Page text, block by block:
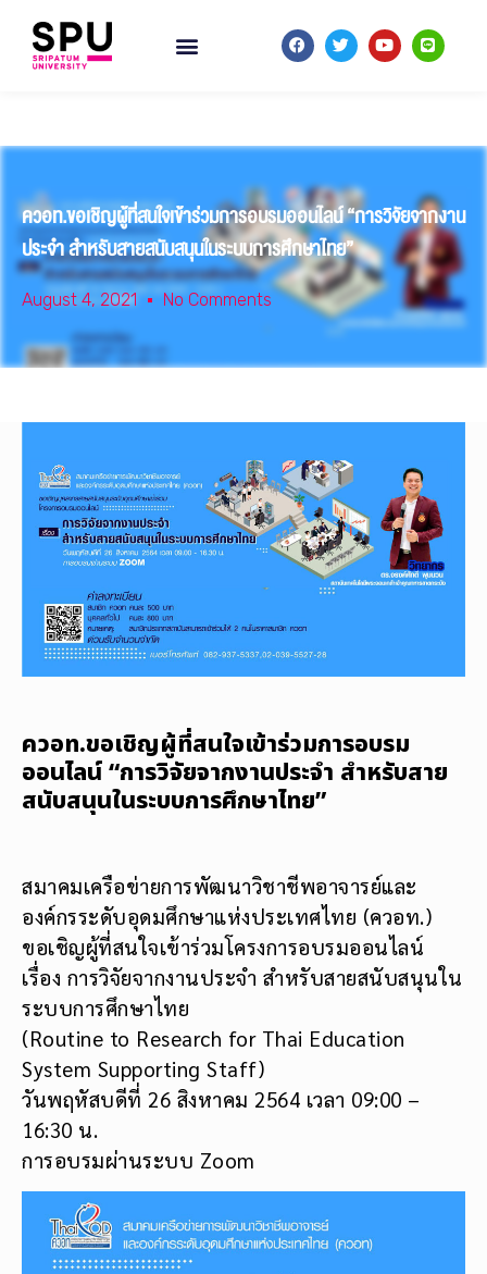
ควอท.ขอเชิญผู้ที่สนใจเข้าร่วมการอบรมออนไลน์ “การวิจัยจากงาน
ประจำ สำหรับสายสนับสนุนในระบบการศึกษาไทย”
August 4, 2021 No Comments
ควอท.ขอเชิญผู้ที่สนใจเข้าร่วมการอบรม
ออนไลน์ “การวิจัยจากงานประจำ สำหรับสาย
สนับสนุนในระบบการศึกษาไทย”
สมาคมเครือข่ายการพัฒนาวิชาชีพอาจารย์และ
องค์กรระดับอุดมศึกษาแห่งประเทศไทย (ควอท.)
ขอเชิญผู้ที่สนใจเข้าร่วมโครงการอบรมออนไลน์
เรื่อง การวิจัยจากงานประจำ สำหรับสายสนับสนุนใน
ระบบการศึกษาไทย
(Routine to Research for Thai Education
System Supporting Staff)
วันพฤหัสบดีที่ 26 สิงหาคม 2564 เวลา 09:00 –
16:30 น.
การอบรมผ่านระบบ Zoom